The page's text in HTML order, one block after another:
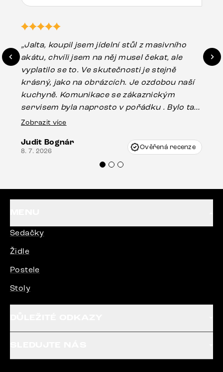
„Jalta, koupil jsem jídelní stůl z masivního
akátu, chvíli jsem na něj musel čekat, ale
vyplatilo se to. Ve skutečnosti je stejně
krásný, jako na obrázcích. Je ozdobou naší
kuchyně. Komunikace se zákaznickým
servisem byla naprosto v pořádku . Bylo tam
drobné poškození u nohy stolu, které mohlo
Vincze mi velmi korektně vyšli vstříc.
Doporučuji produkty Delife všem.“
Zobrazit více
Judit Bognár
8. 7. 2026 Ověřená recenze
Sedačky
Židle
Postele
Stoly